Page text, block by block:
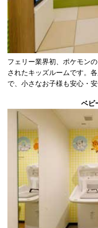
フェリー業界初、ポケモン
されたキッズルームです。
で、小さなお子様も安心・安
ベビ